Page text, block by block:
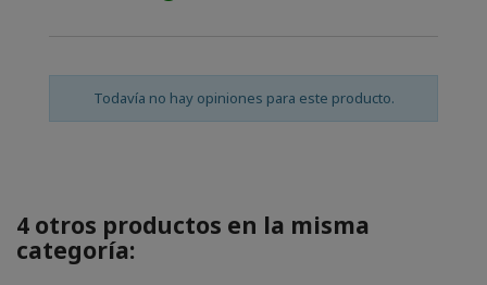
Todavía no hay opiniones para este producto.
4 otros productos en la misma
categoría: